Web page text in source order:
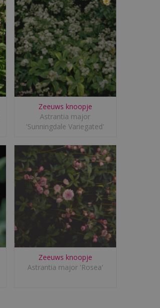
Zeeuws knoopje
Astrantia major
'Sunningdale Variegated'
Zeeuws knoopje
Astrantia major 'Rosea'